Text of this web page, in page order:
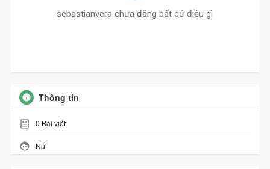
sebastianvera chưa đăng bất cứ điều gì
Thông tin
0 Bài viết
Nữ